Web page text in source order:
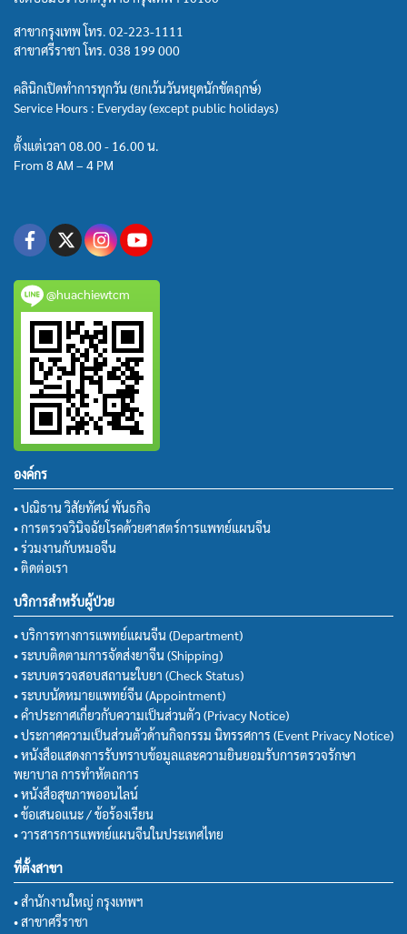
สาขากรุงเทพ โทร. 02-223-1111
สาขาศรีราชา โทร. 038 199 000
คลินิกเปิดทำการทุกวัน (ยกเว้นวันหยุดนักขัตฤกษ์)
Service Hours : Everyday (except public holidays)
ตั้งแต่เวลา 08.00 - 16.00 น.
From 8 AM – 4 PM
@huachiewtcm
องค์กร
• ปณิธาน วิสัยทัศน์ พันธกิจ
• การตรวจวินิจฉัยโรคด้วยศาสตร์การแพทย์แผนจีน
• ร่วมงานกับหมอจีน
• ติดต่อเรา
บริการสำหรับผู้ป่วย
• บริการทางการแพทย์แผนจีน (Department)
• ระบบติดตามการจัดส่งยาจีน (Shipping)
• ระบบตรวจสอบสถานะใบยา (Check Status)
• ระบบนัดหมายแพทย์จีน (Appointment)
• คำประกาศเกี่ยวกับความเป็นส่วนตัว (Privacy Notice)
• ประกาศความเป็นส่วนตัวด้านกิจกรรม นิทรรศการ (Event Privacy Notice)
• หนังสือแสดงการรับทราบข้อมูลและความยินยอมรับการตรวจรักษา
พยาบาล การทำหัตถการ
• หนังสือสุขภาพออนไลน์
• ข้อเสนอแนะ / ข้อร้องเรียน
• วารสารการแพทย์แผนจีนในประเทศไทย
ที่ตั้งสาขา
• สำนักงานใหญ่ กรุงเทพฯ
• สาขาศรีราชา